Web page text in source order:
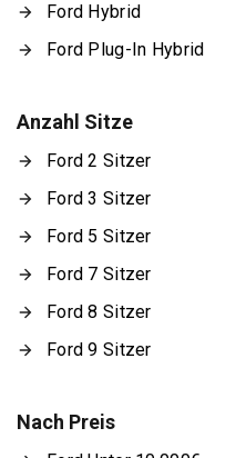
Ford Hybrid
Ford Plug-In Hybrid
Anzahl Sitze
Ford 2 Sitzer
Ford 3 Sitzer
Ford 5 Sitzer
Ford 7 Sitzer
Ford 8 Sitzer
Ford 9 Sitzer
Nach Preis